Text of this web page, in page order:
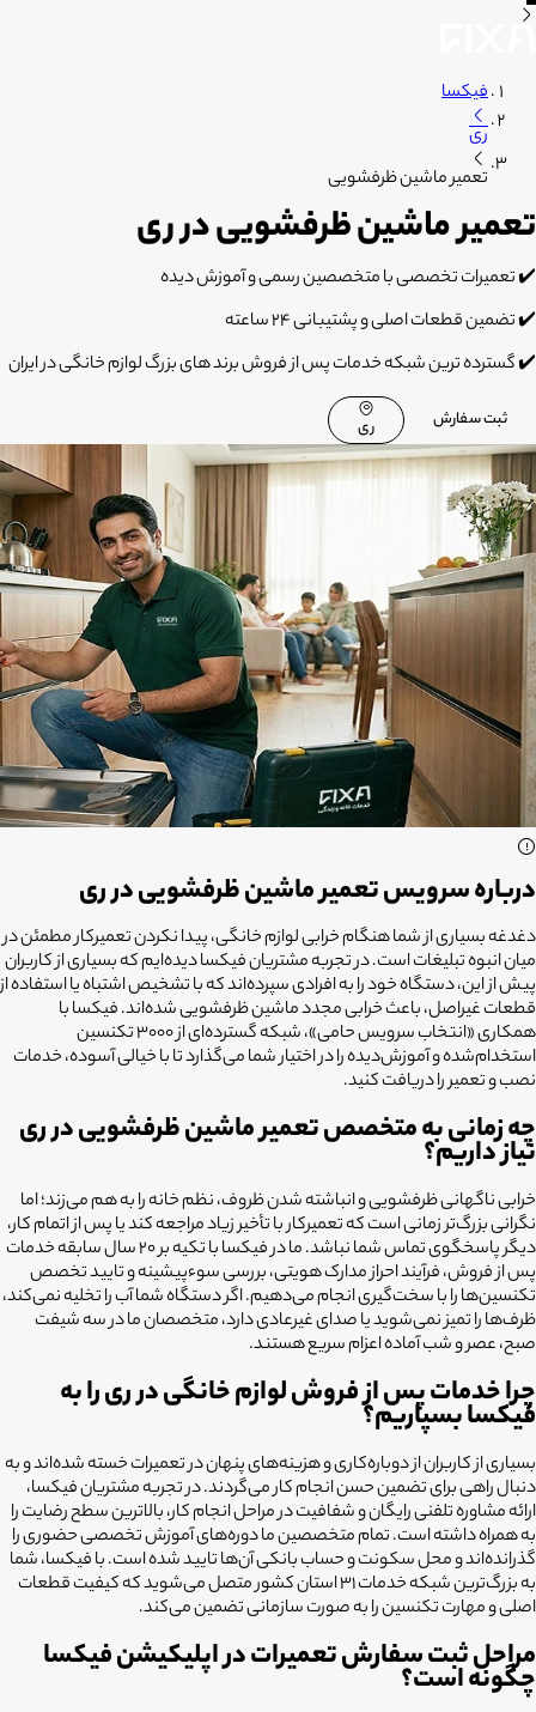
فیکسا
ری
تعمیر ماشین ظرفشویی
تعمیر ماشین ظرفشویی در ری
✔️ تعمیرات تخصصی با متخصصین رسمی و آموزش دیده
✔️ تضمین قطعات اصلی و پشتیبانی 24 ساعته
✔️ گسترده ترین شبکه خدمات پس از فروش برند های بزرگ لوازم خانگی در ایران
ثبت سفارش ری
درباره سرویس تعمیر ماشین ظرفشویی در ری
دغدغه بسیاری از شما هنگام خرابی لوازم خانگی، پیدا نکردن تعمیرکار مطمئن در
میان انبوه تبلیغات است. در تجربه مشتریان فیکسا دیده‌ایم که بسیاری از کاربران
پیش از این، دستگاه خود را به افرادی سپرده‌اند که با تشخیص اشتباه یا استفاده از
قطعات غیراصل، باعث خرابی مجدد ماشین ظرفشویی شده‌اند. فیکسا با
همکاری «انتخاب سرویس حامی»، شبکه گسترده‌ای از ۳۰۰۰ تکنسین
استخدام‌شده و آموزش‌دیده را در اختیار شما می‌گذارد تا با خیالی آسوده، خدمات
نصب و تعمیر را دریافت کنید.
چه زمانی به متخصص تعمیر ماشین ظرفشویی در ری
نیاز داریم؟
خرابی ناگهانی ظرفشویی و انباشته شدن ظروف، نظم خانه را به هم می‌زند؛ اما
نگرانی بزرگ‌تر زمانی است که تعمیرکار با تأخیر زیاد مراجعه کند یا پس از اتمام کار،
دیگر پاسخگوی تماس شما نباشد. ما در فیکسا با تکیه بر ۲۰ سال سابقه خدمات
پس از فروش، فرآیند احراز مدارک هویتی، بررسی سوءپیشینه و تایید تخصص
تکنسین‌ها را با سخت‌گیری انجام می‌دهیم. اگر دستگاه شما آب را تخلیه نمی‌کند،
ظرف‌ها را تمیز نمی‌شوید یا صدای غیرعادی دارد، متخصصان ما در سه شیفت
صبح، عصر و شب آماده اعزام سریع هستند.
چرا خدمات پس از فروش لوازم خانگی در ریرا به
فیکسا بسپاریم؟
بسیاری از کاربران از دوباره‌کاری و هزینه‌های پنهان در تعمیرات خسته شده‌اند و به
دنبال راهی برای تضمین حسن انجام کار می‌گردند. در تجربه مشتریان فیکسا،
ارائه مشاوره تلفنی رایگان و شفافیت در مراحل انجام کار، بالاترین سطح رضایت را
به همراه داشته است. تمام متخصصین ما دوره‌های آموزش تخصصی حضوری را
گذرانده‌اند و محل سکونت و حساب بانکی آن‌ها تایید شده است. با فیکسا، شما
به بزرگ‌ترین شبکه خدمات ۳۱ استان کشور متصل می‌شوید که کیفیت قطعات
اصلی و مهارت تکنسین را به صورت سازمانی تضمین می‌کند.
مراحل ثبت سفارش تعمیرات در اپلیکیشن فیکسا
چگونه است؟